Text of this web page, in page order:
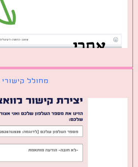
מחולל קישורי וואצאפ